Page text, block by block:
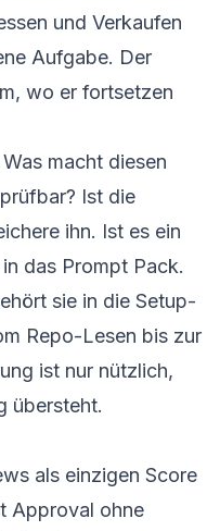
und Verkaufen
Aufgabe. Der
wo er fortsetzen
macht diesen
Ist die
ihn. Ist es ein
das Prompt Pack.
sie in die Setup-
Repo-Lesen bis zur
ist nur nützlich,
übersteht.
als einzigen Score
Approval ohne